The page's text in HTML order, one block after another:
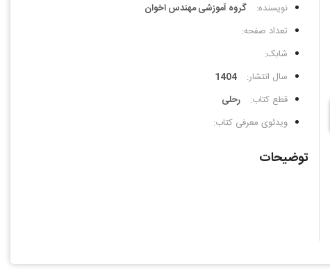
نویسنده:
گروه آموزشی مهندس اخوان
تعداد صفحه:
شابک:
سال انتشار:
1404
قطع کتاب:
رحلی
ویدئوی معرفی کتاب:
توضیحات